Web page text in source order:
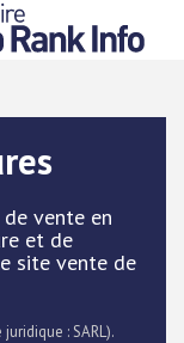
vente en
et de
site vente de
: SARL).